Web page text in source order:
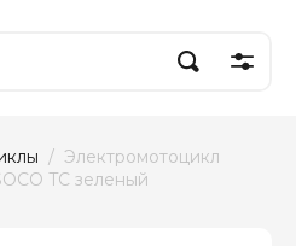
/  Электромотоцикл
TC зеленый